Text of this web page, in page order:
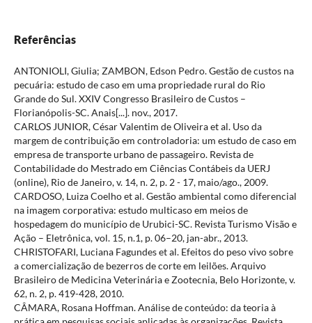
Referências
ANTONIOLI, Giulia; ZAMBON, Edson Pedro. Gestão de custos na
pecuária: estudo de caso em uma propriedade rural do Rio
Grande do Sul. XXIV Congresso Brasileiro de Custos –
Florianópolis-SC. Anais[...]. nov., 2017.
CARLOS JUNIOR, César Valentim de Oliveira et al. Uso da
margem de contribuição em controladoria: um estudo de caso em
empresa de transporte urbano de passageiro. Revista de
Contabilidade do Mestrado em Ciências Contábeis da UERJ
(online), Rio de Janeiro, v. 14, n. 2, p. 2 - 17, maio/ago., 2009.
CARDOSO, Luiza Coelho et al. Gestão ambiental como diferencial
na imagem corporativa: estudo multicaso em meios de
hospedagem do município de Urubici-SC. Revista Turismo Visão e
Ação – Eletrônica, vol. 15, n.1, p. 06–20, jan-abr., 2013.
CHRISTOFARI, Luciana Fagundes et al. Efeitos do peso vivo sobre
a comercialização de bezerros de corte em leilões. Arquivo
Brasileiro de Medicina Veterinária e Zootecnia, Belo Horizonte, v.
62, n. 2, p. 419-428, 2010.
CÂMARA, Rosana Hoffman. Análise de conteúdo: da teoria à